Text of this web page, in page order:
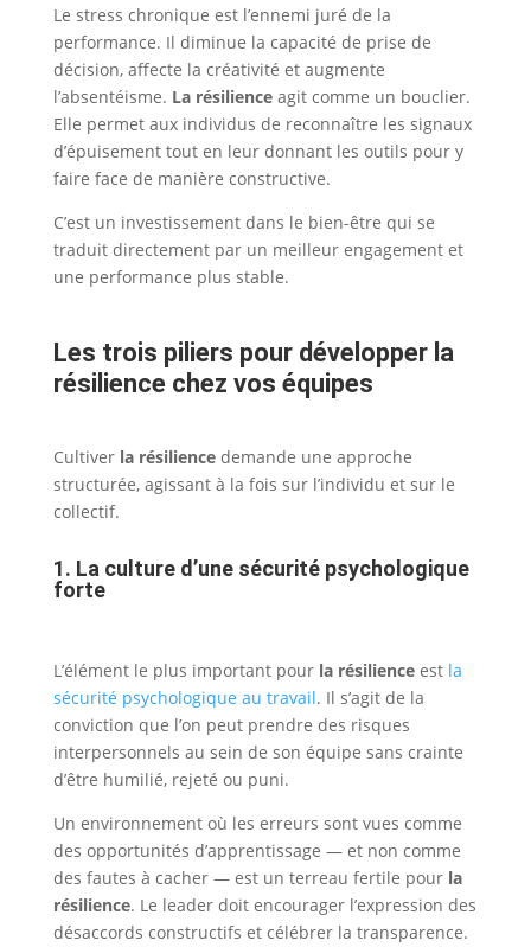
Le stress chronique est l’ennemi juré de la
performance. Il diminue la capacité de prise de
décision, affecte la créativité et augmente
l’absentéisme. La résilienceagit comme un bouclier.
Elle permet aux individus de reconnaître les signaux
d’épuisement tout en leur donnant les outils pour y
faire face de manière constructive.
C’est un investissement dans le bien-être qui se
traduit directement par un meilleur engagement et
une performance plus stable.
Les trois piliers pour développer la
résilience chez vos équipes
Cultiver la résiliencedemande une approche
structurée, agissant à la fois sur l’individu et sur le
collectif.
1. La culture d’une sécurité psychologique
forte
L’élément le plus important pour la résilienceest la
sécurité psychologique au travail. Il s’agit de la
conviction que l’on peut prendre des risques
interpersonnels au sein de son équipe sans crainte
d’être humilié, rejeté ou puni.
Un environnement où les erreurs sont vues comme
des opportunités d’apprentissage — et non comme
des fautes à cacher — est un terreau fertile pour la
résilience. Le leader doit encourager l’expression des
désaccords constructifs et célébrer la transparence.